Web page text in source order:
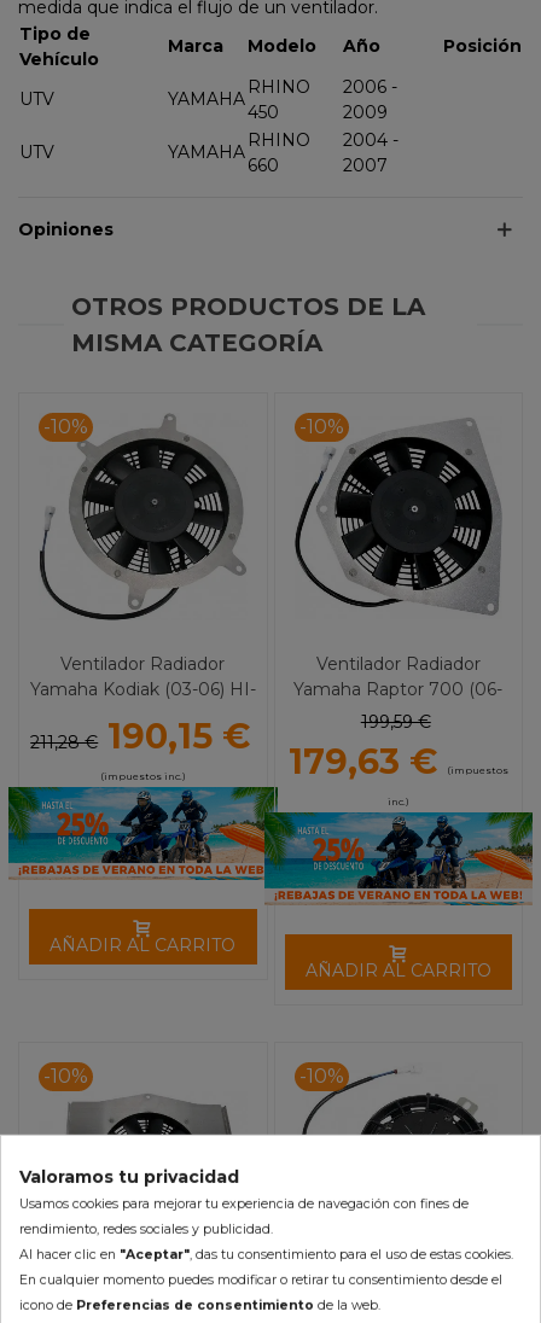
medida que indica el flujo de un ventilador.
Tipo de
Vehículo
Marca Modelo Año Posición
UTV YAMAHA
RHINO
450
2006 -
2009
UTV
YAMAHA
RHINO
660
2004 -
2007
Opiniones
OTROS PRODUCTOS DE LA
MISMA CATEGORÍA
-10%
Ventilador Radiador
Yamaha Kodiak (03-06) HI-
UTILITY
211,28 € 190,15 €
(impuestos inc.)
AÑADIR AL CARRITO
-10%
Ventilador Radiador
Yamaha Raptor 700 (06-
09) HI-Performance
199,59 €
179,63 € (impuestos
inc.)
AÑADIR AL CARRITO
-10%
Ventilador Radiador Honda
-10%
Ventilador Radiador
Valoramos tu privacidad
Usamos cookies para mejorar tu experiencia de navegación con fines de
rendimiento, redes sociales y publicidad.
Al hacer clic en "Aceptar", das tu consentimiento para el uso de estas cookies.
En cualquier momento puedes modificar o retirar tu consentimiento desde el
icono de Preferencias de consentimiento de la web.